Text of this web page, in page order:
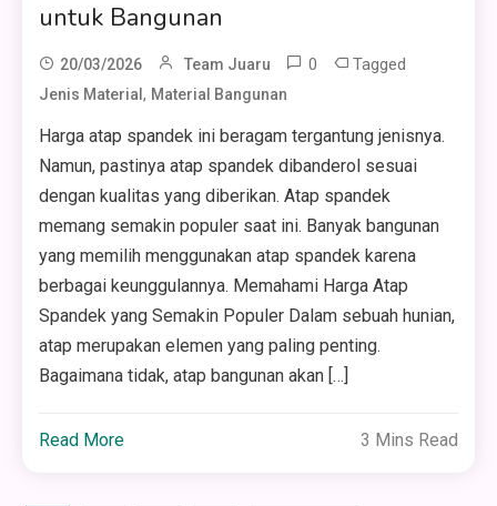
untuk Bangunan
20/03/2026 Team Juaru 0 Tagged
Jenis Material, Material Bangunan
Harga atap spandek ini beragam tergantung jenisnya.
Namun, pastinya atap spandek dibanderol sesuai
dengan kualitas yang diberikan. Atap spandek
memang semakin populer saat ini. Banyak bangunan
yang memilih menggunakan atap spandek karena
berbagai keunggulannya. Memahami Harga Atap
Spandek yang Semakin Populer Dalam sebuah hunian,
atap merupakan elemen yang paling penting.
Bagaimana tidak, atap bangunan akan […]
Read More 3 Mins Read